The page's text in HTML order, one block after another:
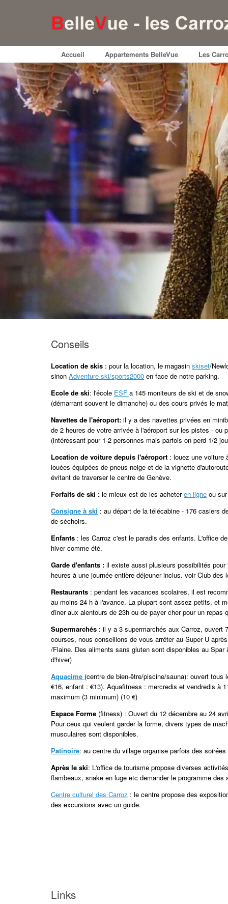
Accueil Appartements BelleVue Les
Conseils
Location de skis : pour la location, le magasin skiset/
sinon Adventure ski/sports2000 en face de notre parking.
Ecole de ski: l'école ESF a 145 moniteurs de ski et de
(démarrant souvent le dimanche) ou des cours privés le
Navettes de l'aéroport: il y a des navettes privées en
de 2 heures de votre arrivée à l'aéroport sur les pistes - ou
(intéressant pour 1-2 personnes mais parfois on perd 1/2
Location de voiture depuis l'aéroport : louez une voiture
louées équipées de pneus neige et de la vignette
évitant de traverser le centre de Genève.
Forfaits de ski : le mieux est de les acheteren ligne ou
Consigne à ski : au départ de la télécabine - 176 casiers
de séchoirs.
Enfants : les Carroz c'est le paradis des enfants. L'office
hiver comme été.
Garde d'enfants : il existe aussi plusieurs possibilités
heures à une journée entière déjeuner inclus. voir Club des
Restaurants : pendant les vacances scolaires, il est
au moins 24 h à l'avance. La plupart sont assez petits, et
dîner aux alentours de 23h ou de payer cher pour un repas
Supermarchés : il y a 3 supermarchés aux Carroz, ouvert
courses, nous conseillons de vous arrêter au Super U
/Flaine. Des aliments sans gluten sont disponibles au
d'hiver)
Aquacime (centre de bien-être/piscine/sauna): ouvert
€16, enfant : €13). Aquafitness : mercredis et vendredis à
maximum (3 minimum) (10 €)
Espace Forme (fitness) : Ouvert du 12 décembre au 24
Pour ceux qui veulent garder la forme, divers types de
musculaires sont disponibles.
Patinoire: au centre du village organise parfois des
Après le ski: L'office de tourisme propose diverses
flambeaux, snake en luge etc demander le programme des
Centre culturel des Carroz : le centre propose des
des excursions avec un guide.
Links